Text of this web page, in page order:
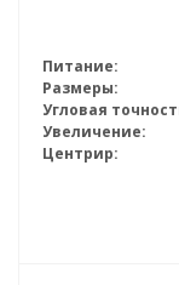
Питание:
Размеры:
Угловая
Увеличение:
Центрир: